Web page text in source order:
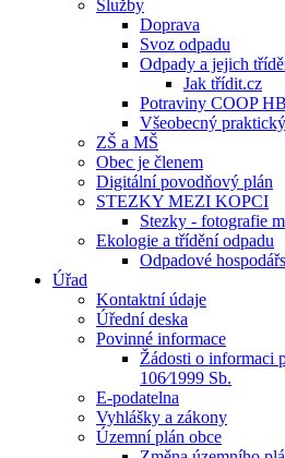
Služby
Doprava
Svoz odpadu
Odpady a jejich
Jak třídit.cz
Potraviny COOP HB
Všeobecný
ZŠ a MŠ
Obec je členem
Digitální povodňový plán
STEZKY MEZI KOPCI
Stezky - fotografie
Ekologie a třídění odpadu
Odpadové
Úřad
Kontaktní údaje
Úřední deska
Povinné informace
Žádosti o informaci
106⁄1999 Sb.
E-podatelna
Vyhlášky a zákony
Územní plán obce